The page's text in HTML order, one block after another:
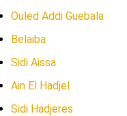
Ouled Addi Guebala
Belaiba
Sidi Aissa
Ain El Hadjel
Sidi Hadjeres